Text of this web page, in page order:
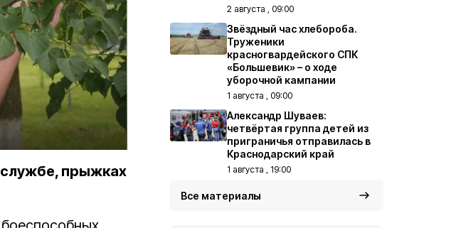
прыжках
2 августа , 09:00
Звёздный час хлебороба.
Труженики
красногвардейского СПК
«Большевик» – о ходе
уборочной кампании
1 августа , 09:00
Александр Шуваев:
четвёртая группа детей из
приграничья отправилась в
Краснодарский край
1 августа , 19:00
Все материалы